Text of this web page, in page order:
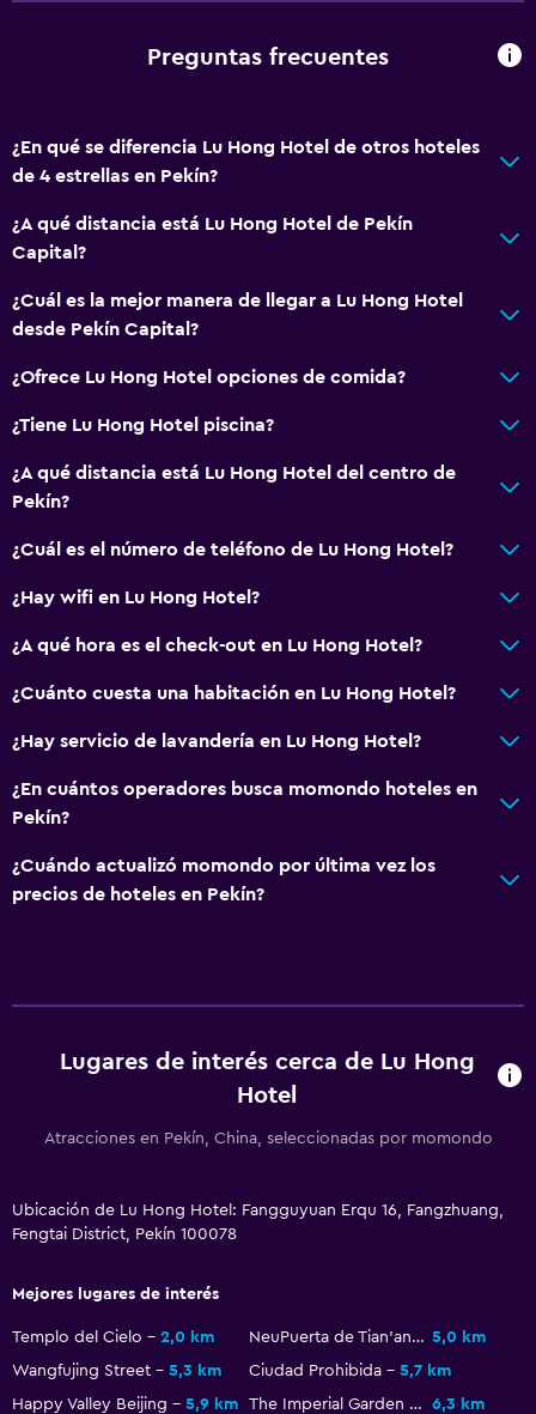
Preguntas frecuentes
¿En qué se diferencia Lu Hong Hotel de otros hoteles
de 4 estrellas en Pekín?
¿A qué distancia está Lu Hong Hotel de Pekín
Capital?
¿Cuál es la mejor manera de llegar a Lu Hong Hotel
desde Pekín Capital?
¿Ofrece Lu Hong Hotel opciones de comida?
¿Tiene Lu Hong Hotel piscina?
¿A qué distancia está Lu Hong Hotel del centro de
Pekín?
¿Cuál es el número de teléfono de Lu Hong Hotel?
¿Hay wifi en Lu Hong Hotel?
¿A qué hora es el check-out en Lu Hong Hotel?
¿Cuánto cuesta una habitación en Lu Hong Hotel?
¿Hay servicio de lavandería en Lu Hong Hotel?
¿En cuántos operadores busca momondo hoteles en
Pekín?
¿Cuándo actualizó momondo por última vez los
precios de hoteles en Pekín?
Lugares de interés cerca de Lu Hong
Hotel
Atracciones en Pekín, China, seleccionadas por momondo
Ubicación de Lu Hong Hotel: Fangguyuan Erqu 16, Fangzhuang,
Fengtai District, Pekín 100078
Mejores lugares de interés
Templo del Cielo 2,0 km NeuPuerta de Tian'anmen 5,0 km
Wangfujing Street
5,3 km Ciudad Prohibida
5,7 km
Happy Valley Beijing
5,9 km The Imperial Garden of The Palace Museum
6,3 km